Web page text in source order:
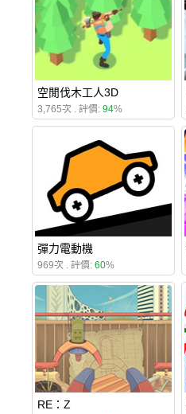
空閒伐木工人3D
3,765次 . 評價: 94%
彈力電動機
969次 . 評價: 60%
RE：Z